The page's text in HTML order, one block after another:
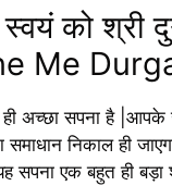
को श्री
Me
अच्छा सपना है |आपके
समाधान निकाल ही
सपना एक बहुत ही